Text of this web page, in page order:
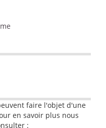
faire l'objet d'une
en savoir plus nous
: